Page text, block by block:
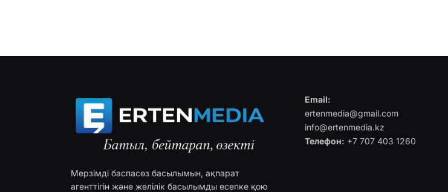
Мерзімді баспасөз басылымын, ақпарат
агенттігін және желілік басылымды есепке қою
Email:
ertenmedia@gmail.com
info@ertenmedia.kz
Телефон: +7 707 403 1260